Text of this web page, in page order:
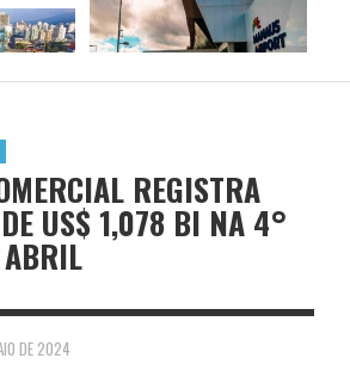
REGISTRA
US$ 1,078 BI NA 4°
DE 2024